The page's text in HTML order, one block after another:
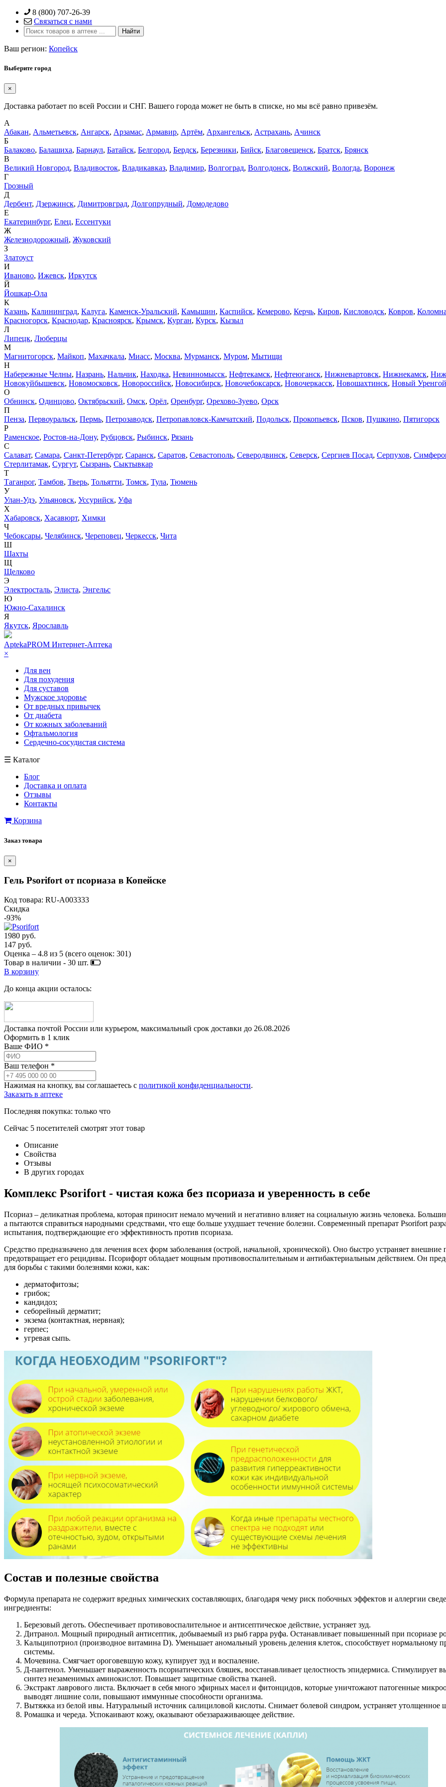
Skip
content
8 (800) 707-26-39
Связаться с нами
Ваш регион: Копейск
Выберите город
×
Доставка работает по всей России и СНГ. Вашего города может не быть в списке, но мы всё равно привезём.
А
Абакан, Альметьевск, Ангарск, Арзамас, Армавир, Артём, Архангельск, Астрахань, Ачинск
Б
Балаково, Балашиха, Барнаул, Батайск, Белгород, Бердск, Березники, Бийск, Благовещенск, Братск, Брянск
В
Великий Новгород, Владивосток, Владикавказ, Владимир, Волгоград, Волгодонск, Волжский, Вологда, Воронеж
Г
Грозный
Д
Дербент, Дзержинск, Димитровград, Долгопрудный, Домодедово
Е
Екатеринбург, Елец, Ессентуки
Ж
Железнодорожный, Жуковский
З
Златоуст
И
Иваново, Ижевск, Иркутск
Й
Йошкар-Ола
К
Казань, Калининград, Калуга, Каменск-Уральский, Камышин, Каспийск, Кемерово, Керчь, Киров, Кисловодск, Ковров, Коломна
Красногорск, Краснодар, Красноярск, Крымск, Курган, Курск, Кызыл
Л
Липецк, Люберцы
М
Магнитогорск, Майкоп, Махачкала, Миасс, Москва, Мурманск, Муром, Мытищи
Н
Набережные Челны, Назрань, Нальчик, Находка, Невинномысск, Нефтекамск, Нефтеюганск, Нижневартовск, Нижнекамск,
Новокуйбышевск, Новомосковск, Новороссийск, Новосибирск, Новочебоксарск, Новочеркасск, Новошахтинск, Новый Уренгой
О
Обнинск, Одинцово, Октябрьский, Омск, Орёл, Оренбург, Орехово-Зуево, Орск
П
Пенза, Первоуральск, Пермь, Петрозаводск, Петропавловск-Камчатский, Подольск, Прокопьевск, Псков, Пушкино, Пятигорск
Р
Раменское, Ростов-на-Дону, Рубцовск, Рыбинск, Рязань
С
Салават, Самара, Санкт-Петербург, Саранск, Саратов, Севастополь, Северодвинск, Северск, Сергиев Посад, Серпухов,
Стерлитамак, Сургут, Сызрань, Сыктывкар
Т
Таганрог, Тамбов, Тверь, Тольятти, Томск, Тула, Тюмень
У
Улан-Удэ, Ульяновск, Уссурийск, Уфа
Х
Хабаровск, Хасавюрт, Химки
Ч
Чебоксары, Челябинск, Череповец, Черкесск, Чита
Ш
Шахты
Щ
Щелково
Э
Электросталь, Элиста, Энгельс
Ю
Южно-Сахалинск
Я
Якутск, Ярославль
AptekaPROM Интернет-Аптека
×
Для вен
Для похудения
Для суставов
Мужское здоровье
От вредных привычек
От диабета
От кожных заболеваний
Офтальмология
Сердечно-сосудистая система
☰ Каталог
Блог
Доставка и оплата
Отзывы
Контакты
Корзина
Заказ товара
×
Гель Psorifort от псориаза в Копейске
Код товара: RU-A003333
Скидка
-93%
1980 руб.
147 руб.
Оценка – 4.8 из 5 (всего оценок: 301)
Товар в наличии - 30 шт.
В корзину
До конца акции осталось:
Доставка почтой России или курьером, максимальный срок доставки до 26.08.2026
Оформить в 1 клик
Ваше ФИО *
Ваш телефон *
Нажимая на кнопку, вы соглашаетесь с политикой конфиденциальности.
Заказать в аптеке
Последняя покупка: только что
Сейчас 5 посетителей смотрят этот товар
Описание
Свойства
Отзывы
В других городах
Комплекс Psorifort - чистая кожа без псориаза и уверенность в себе
Псориаз – деликатная проблема, которая приносит немало мучений и негативно влияет на социальную жизнь человека.
а пытаются справиться народными средствами, что еще больше ухудшает течение болезни. Современный препарат Psorifort
испытания, подтверждающие его эффективность против псориаза.
Средство предназначено для лечения всех форм заболевания (острой, начальной, хронической). Оно быстро устраняет
предотвращает его рецидивы. Псорифорт обладает мощным противовоспалительным и антибактериальным действием. Он
для борьбы с такими болезнями кожи, как:
дерматофитозы;
грибок;
кандидоз;
себорейный дерматит;
экзема (контактная, нервная);
герпес;
угревая сыпь.
Состав и полезные свойства
Формула препарата не содержит вредных химических составляющих, благодаря чему риск побочных эффектов и аллергии
ингредиенты:
Березовый деготь. Обеспечивает противовоспалительное и антисептическое действие, устраняет зуд.
Дитранол. Мощный природный антисептик, добываемый из рыб гарра руфа. Останавливает повышенный при псориазе
Кальципотриол (производное витамина D). Уменьшает аномальный уровень деления клеток, способствует нормальному
системы.
Мочевина. Смягчает ороговевшую кожу, купирует зуд и воспаление.
Д-пантенол. Уменьшает выраженность псориатических бляшек, восстанавливает целостность эпидермиса. Стимулирует
синтез незаменимых аминокислот. Повышает защитные свойства тканей.
Экстракт лаврового листа. Включает в себя много эфирных масел и фитонцидов, которые уничтожают патогенные
выводят лишние соли, повышают иммунные способности организма.
Вытяжка из белой ивы. Натуральный источник салициловой кислоты. Снимает болевой синдром, устраняет утолщенное
Ромашка и череда. Успокаивают кожу, оказывают обеззараживающее действие.